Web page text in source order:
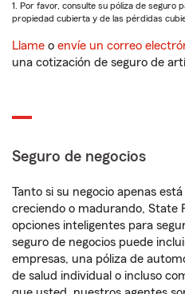
1. Por favor, consulte su póliza de seguro
propiedad cubierta y de las pérdidas
Llame o envíe un correo
una cotización de seguro de
Seguro de negocios
Tanto si su negocio apenas
creciendo o madurando, State
opciones inteligentes para
seguro de negocios puede
empresas, una póliza de
de salud individual o incluso